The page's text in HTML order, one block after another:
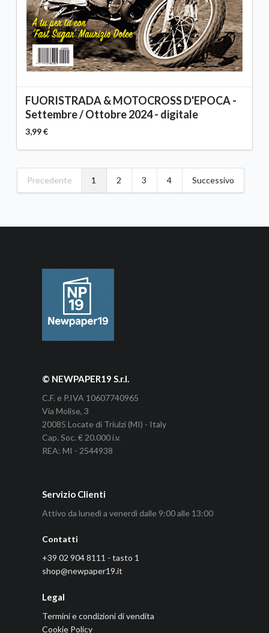
FUORISTRADA & MOTOCROSS D'EPOCA -
Settembre / Ottobre 2024 - digitale
3,99 €
Precedente 1 2 3 4 Successivo
© NEWPAPER19 S.r.l.
C.F. e P.IVA 10607740965
Via Molise, 3
20085 Locate di Triulzi (MI) - Italy
Cap. Soc. € 20.000 i.v.
REA: MI - 2544938
Servizio Clienti
Attivo da lunedì a venerdì dalle 9:00 alle 13:00
Contatti
+39 02 904 8111 - tasto 1
shop@newpaper19.it
Legal
Termini e condizioni di vendita
Cookie Policy